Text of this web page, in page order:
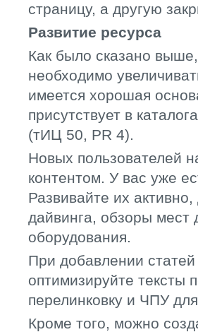
страницу, а другую
Развитие ресурса
Как было сказано
необходимо
имеется хорошая
присутствует в
(тИЦ 50, PR 4).
Новых пользователей
контентом. У вас уже
Развивайте их
дайвинга, обзоры мест
оборудования.
При добавлении
оптимизируйте тексты
перелинковку и ЧПУ
Кроме того, можно